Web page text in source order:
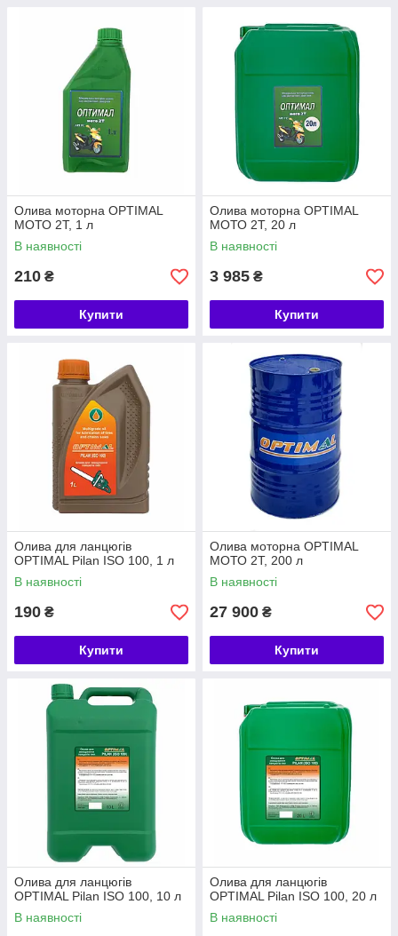
Олива моторна OPTIMAL
МОТО 2Т, 1 л
В наявності
210 ₴
Купити
Олива моторна OPTIMAL
МОТО 2Т, 20 л
В наявності
3 985 ₴
Купити
Олива для ланцюгів
OPTIMAL Pilan ISO 100, 1 л
В наявності
190 ₴
Купити
Олива моторна OPTIMAL
МОТО 2Т, 200 л
В наявності
27 900 ₴
Купити
Олива для ланцюгів
OPTIMAL Pilan ISO 100, 10 л
В наявності
Олива для ланцюгів
OPTIMAL Pilan ISO 100, 20 л
В наявності